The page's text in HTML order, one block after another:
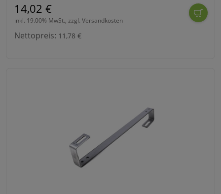
14,02 €
inkl. 19.00% MwSt., zzgl. Versandkosten
Nettopreis: 11,78 €